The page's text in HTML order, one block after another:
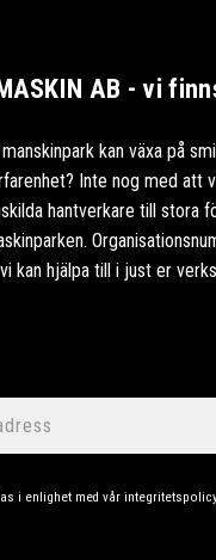
AB - vi
kan växa på
Inte nog med att
hantverkare till stora
kan hjälpa till i just er
i enlighet med vår integritetspolicy